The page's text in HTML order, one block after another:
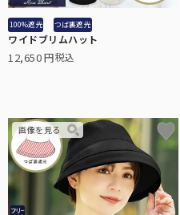
100%遮光 つば裏遮光
ワイドブリムハット
12,650 税込